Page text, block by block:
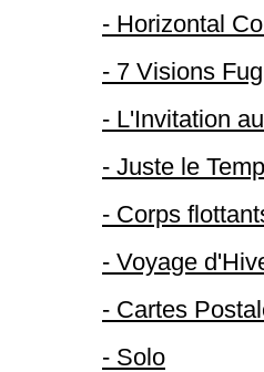
- Horizontal
- 7 Visions
- L'Invitation
- Juste le
- Corps
- Voyage
- Cartes
- Solo